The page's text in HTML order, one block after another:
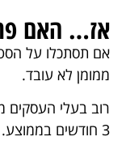
אז… האם
אם תסתכלו על
ממומן לא עובד.
רוב בעלי העסקים
3 חודשים בממוצע.